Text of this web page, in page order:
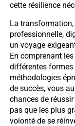
cette résilience
La transformation,
professionnelle,
un voyage
En comprenant
différentes formes
méthodologies
de succès, vous
chances de
pas que les plus
volonté de se